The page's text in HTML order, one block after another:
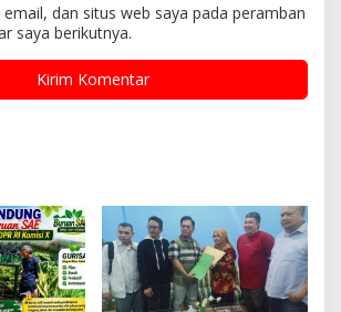
dan situs web saya pada peramban
saya berikutnya.